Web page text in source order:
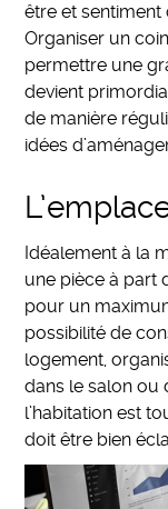
être et sentiment
Organiser un
permettre une
devient
de manière
idées
Idéalement à la
une pièce à part
pour un
possibilité de
logement,
dans le salon ou
l’habitation est
doit être bien